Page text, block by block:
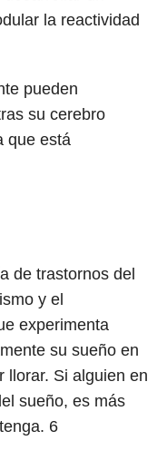
la reactividad
pueden
su cerebro
que está
de trastornos del
y el
experimenta
su sueño en
llorar. Si alguien en
sueño, es más
6